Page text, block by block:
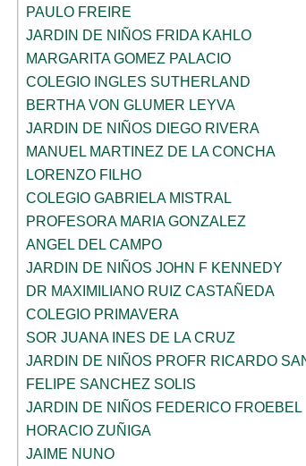
PAULO FREIRE
JARDIN DE NIÑOS FRIDA KAHLO
MARGARITA GOMEZ PALACIO
COLEGIO INGLES SUTHERLAND
BERTHA VON GLUMER LEYVA
JARDIN DE NIÑOS DIEGO RIVERA
MANUEL MARTINEZ DE LA CONCHA
LORENZO FILHO
COLEGIO GABRIELA MISTRAL
PROFESORA MARIA GONZALEZ
ANGEL DEL CAMPO
JARDIN DE NIÑOS JOHN F KENNEDY
DR MAXIMILIANO RUIZ CASTAÑEDA
COLEGIO PRIMAVERA
SOR JUANA INES DE LA CRUZ
JARDIN DE NIÑOS PROFR RICARDO
FELIPE SANCHEZ SOLIS
JARDIN DE NIÑOS FEDERICO FROEBEL
HORACIO ZUÑIGA
JAIME NUNO